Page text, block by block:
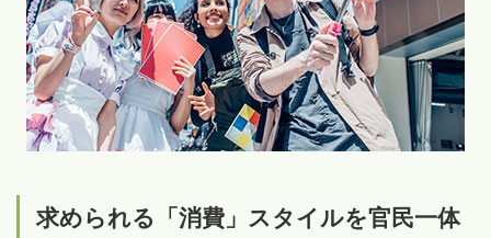
求められる「消費」スタイルを官民一体